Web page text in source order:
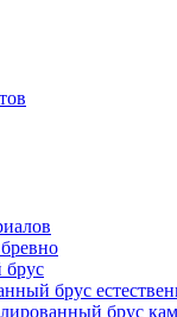
брус
брус